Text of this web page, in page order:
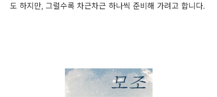
도 하지만, 그럴수록 차근차근 하나씩 준비해 가려고 합니다.